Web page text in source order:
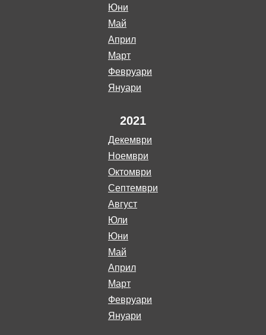
юни
май
април
март
февруари
януари
2021
декември
ноември
октомври
септември
август
юли
юни
май
април
март
февруари
януари